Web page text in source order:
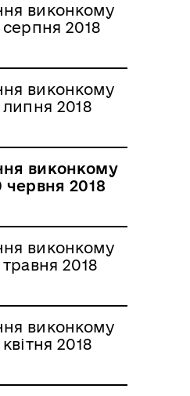
виконкому
серпня 2018
виконкому
липня 2018
виконкому
червня 2018
виконкому
травня 2018
виконкому
квітня 2018